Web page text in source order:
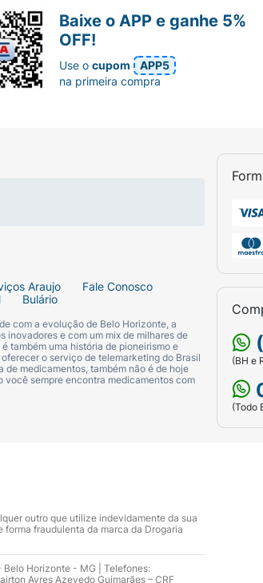
Araujo
Fale Conosco
Bulário
com a evolução de Belo Horizonte, a
inovadores e com um mix de milhares de
também uma história de pioneirismo e
o serviço de telemarketing do Brasil
de medicamentos, também não é de hoje
você sempre encontra medicamentos com
(BH e
(Todo
Baixe o APP e ganhe 5%
OFF!
Use ocupom
APP5
na primeira compra
outro que utilize indevidamente da sua
fraudulenta da marca da Drogaria
Horizonte - MG | Telefones:
Ayres Azevedo Guimarães – CRF